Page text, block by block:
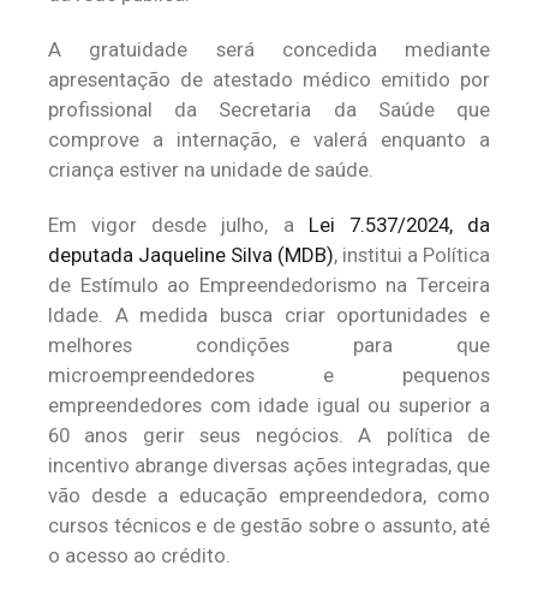
A gratuidade será concedida mediante
apresentação de atestado médico emitido por
profissional da Secretaria da Saúde que
comprove a internação, e valerá enquanto a
criança estiver na unidade de saúde.
Em vigor desde julho, a Lei 7.537/2024, da
deputada Jaqueline Silva (MDB), institui a Política
de Estímulo ao Empreendedorismo na Terceira
Idade. A medida busca criar oportunidades e
melhores condições para que
microempreendedores e pequenos
empreendedores com idade igual ou superior a
60 anos gerir seus negócios. A política de
incentivo abrange diversas ações integradas, que
vão desde a educação empreendedora, como
cursos técnicos e de gestão sobre o assunto, até
o acesso ao crédito.